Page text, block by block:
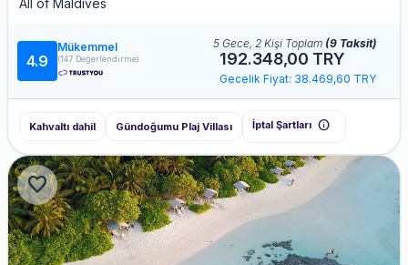
All of Maldives
4.9
Mükemmel
(147 Değerlendirme)
5 Gece, 2 Kişi Toplam (9 Taksit)
192.348,00 TRY
Gecelik Fiyat: 38.469,60 TRY
Kahvaltı dahil Gündoğumu Plaj Villası İptal Şartları info
favorite